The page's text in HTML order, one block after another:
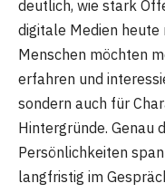
deutlich, wie stark
digitale Medien heute
Menschen möchten
erfahren und
sondern auch für
Hintergründe. Genau
Persönlichkeiten
langfristig im